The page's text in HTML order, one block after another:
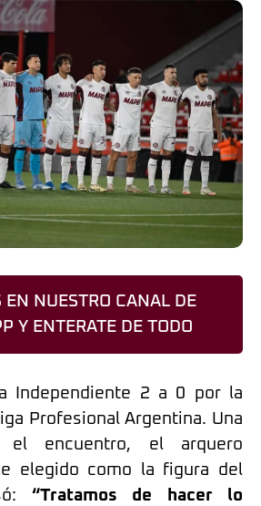
EN NUESTRO CANAL DE
Y ENTERATE DE TODO
Independiente 2 a 0 por la
Profesional Argentina. Una
el encuentro, el arquero
elegido como la figura del
“Tratamos de hacer lo